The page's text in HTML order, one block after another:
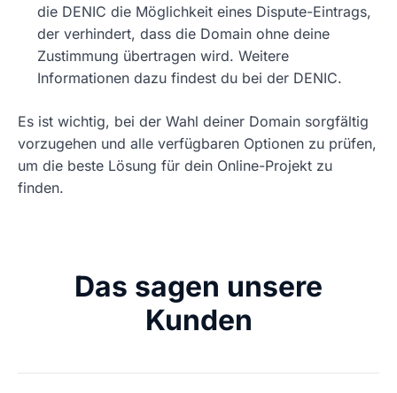
die DENIC die Möglichkeit eines Dispute-Eintrags,
der verhindert, dass die Domain ohne deine
Zustimmung übertragen wird. Weitere
Informationen dazu findest du bei der DENIC.
Es ist wichtig, bei der Wahl deiner Domain sorgfältig
vorzugehen und alle verfügbaren Optionen zu prüfen,
um die beste Lösung für dein Online-Projekt zu
finden.
Das sagen unsere
Kunden